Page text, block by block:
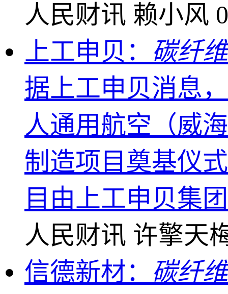
人民财讯 赖小风
上工申贝： 碳纤维
据上工申贝消息
人通用航空（威
制造项目奠基仪
目由上工申贝集
人民财讯 许擎天
信德新材： 碳纤维